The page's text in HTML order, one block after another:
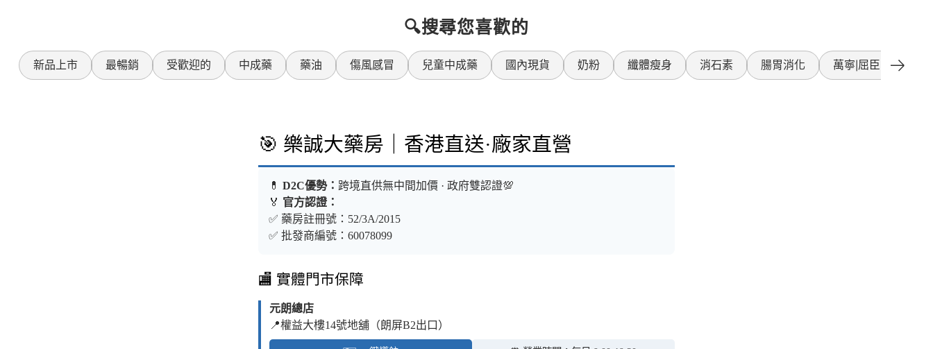
🔍搜尋您喜歡的
新品上市 最暢銷 受歡迎的 中成藥 藥油 傷風感冒 兒童中成藥 國內現貨 奶粉 纖體瘦身 消石素 腸胃消化 萬寧|屈臣氏產品
🎯 樂誠大藥房｜香港直送·廠家直營
💊 D2C優勢： 跨境直供無中間加價 · 政府雙認證💯
🏅 官方認證：
✅ 藥房註冊號：52/3A/2015
✅ 批發商編號：60078099
🏬 實體門市保障
元朗總店
📍權益大樓14號地舖（朗屏B2出口）